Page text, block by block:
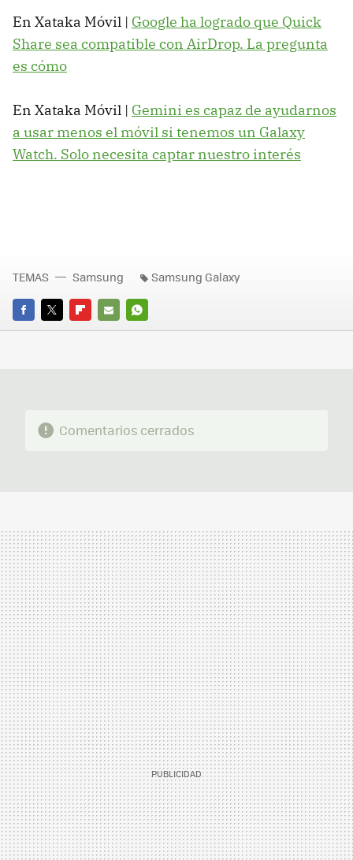
En Xataka Móvil | Google ha logrado que Quick
Share sea compatible con AirDrop. La pregunta
es cómo
En Xataka Móvil | Gemini es capaz de ayudarnos
a usar menos el móvil si tenemos un Galaxy
Watch. Solo necesita captar nuestro interés
FACEBOOK
TWITTERFLIPBOARD
E-
WHATSAPP
TEMAS Samsung Samsung Galaxy
Comentarios cerrados